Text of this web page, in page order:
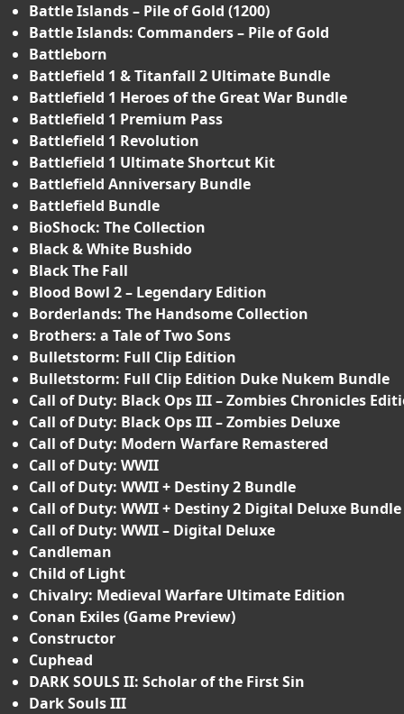
Battle Islands – Pile of Gold (1200)
Battle Islands: Commanders – Pile of Gold
Battleborn
Battlefield 1 & Titanfall 2 Ultimate Bundle
Battlefield 1 Heroes of the Great War Bundle
Battlefield 1 Premium Pass
Battlefield 1 Revolution
Battlefield 1 Ultimate Shortcut Kit
Battlefield Anniversary Bundle
Battlefield Bundle
BioShock: The Collection
Black & White Bushido
Black The Fall
Blood Bowl 2 – Legendary Edition
Borderlands: The Handsome Collection
Brothers: a Tale of Two Sons
Bulletstorm: Full Clip Edition
Bulletstorm: Full Clip Edition Duke Nukem Bundle
Call of Duty: Black Ops III – Zombies Chronicles
Call of Duty: Black Ops III – Zombies Deluxe
Call of Duty: Modern Warfare Remastered
Call of Duty: WWII
Call of Duty: WWII + Destiny 2 Bundle
Call of Duty: WWII + Destiny 2 Digital Deluxe Bundle
Call of Duty: WWII – Digital Deluxe
Candleman
Child of Light
Chivalry: Medieval Warfare Ultimate Edition
Conan Exiles (Game Preview)
Constructor
Cuphead
DARK SOULS II: Scholar of the First Sin
Dark Souls III